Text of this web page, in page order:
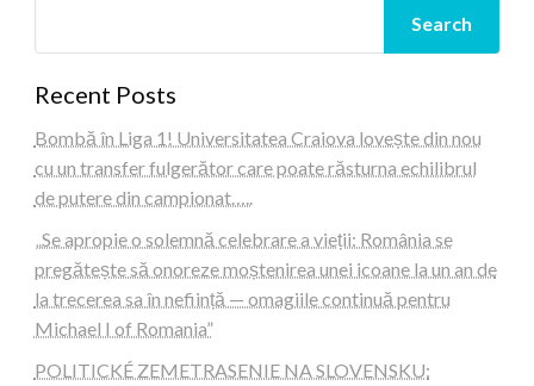
Search
Recent Posts
Bombă în Liga 1! Universitatea Craiova lovește din nou
cu un transfer fulgerător care poate răsturna echilibrul
de putere din campionat…..
„Se apropie o solemnă celebrare a vieții: România se
pregătește să onoreze moștenirea unei icoane la un an de
la trecerea sa în neființă — omagiile continuă pentru
Michael I of Romania”
POLITICKÉ ZEMETRASENIE NA SLOVENSKU: